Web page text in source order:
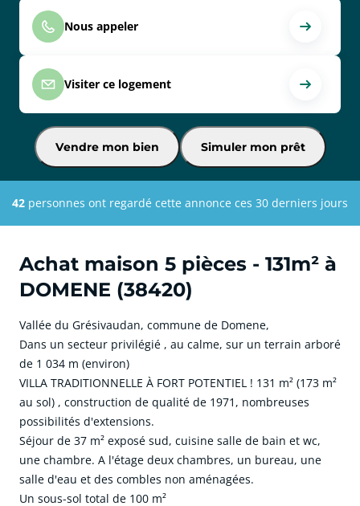
Achat maison 5 pièces - 131m² à
DOMENE (38420)
Vallée du Grésivaudan, commune de Domene,
Dans un secteur privilégié , au calme, sur un terrain arboré
de 1 034 m (environ)
VILLA TRADITIONNELLE À FORT POTENTIEL ! 131 m² (173 m²
au sol) , construction de qualité de 1971, nombreuses
possibilités d'extensions.
Séjour de 37 m² exposé sud, cuisine salle de bain et wc,
une chambre. A l'étage deux chambres, un bureau, une
salle d'eau et des combles non aménagées.
Un sous-sol total de 100 m²
Nous appeler
Visiter ce logement
Simuler mon prêt
Vendre mon bien
42 personnes ont regardé cette annonce ces 30 derniers jours